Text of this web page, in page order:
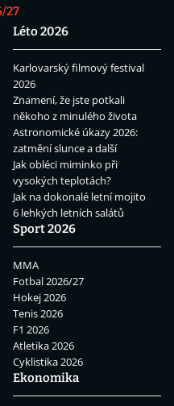
27
Léto 2026
Karlovarský filmový festival
2026
Znamení, že jste potkali
někoho z minulého života
Astronomické úkazy 2026:
zatmění slunce a další
Jak obléci miminko při
vysokých teplotách?
Jak na dokonalé letní mojito
6 lehkých letních salátů
Sport 2026
MMA
Fotbal 2026/27
Hokej 2026
Tenis 2026
F1 2026
Atletika 2026
Cyklistika 2026
Ekonomika